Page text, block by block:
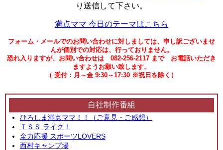
り送信して下さい。
満点ママ 今日のテーマはこちら
フォーム・メールでのお問い合わせに対しましては、申し訳ございませ
んが個別での対応は、行っておりません。
恐れ入りますが、お問い合わせは 082-256-2117 まで お電話いただき
ますようお願い致します。
（ 受付：月～金 9:30～17:30 ※祝日を除く）
自社制作番組
ひろしま満点ママ！！（ご意見・ご感想）
ＴＳＳ ライク！
全力応援 スポーツLOVERS
西村キャンプ場